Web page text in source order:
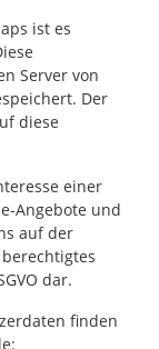
ist es
Server von
Der
diese
einer
Angebote und
auf der
dar.
finden